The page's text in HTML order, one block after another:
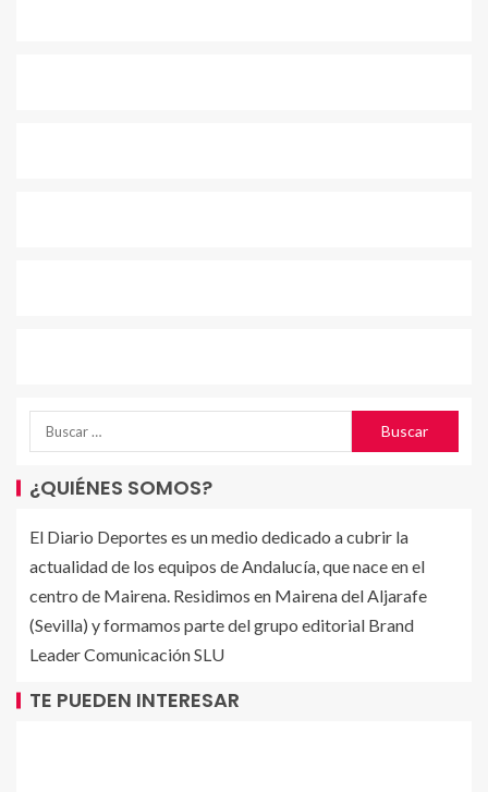
¿QUIÉNES SOMOS?
El Diario Deportes es un medio dedicado a cubrir la
actualidad de los equipos de Andalucía, que nace en el
centro de Mairena. Residimos en Mairena del Aljarafe
(Sevilla) y formamos parte del grupo editorial Brand
Leader Comunicación SLU
TE PUEDEN INTERESAR